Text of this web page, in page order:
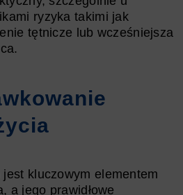
ryzyka takimi jak
tętnicze lub wcześniejsza
jest kluczowym elementem
a jego prawidłowe